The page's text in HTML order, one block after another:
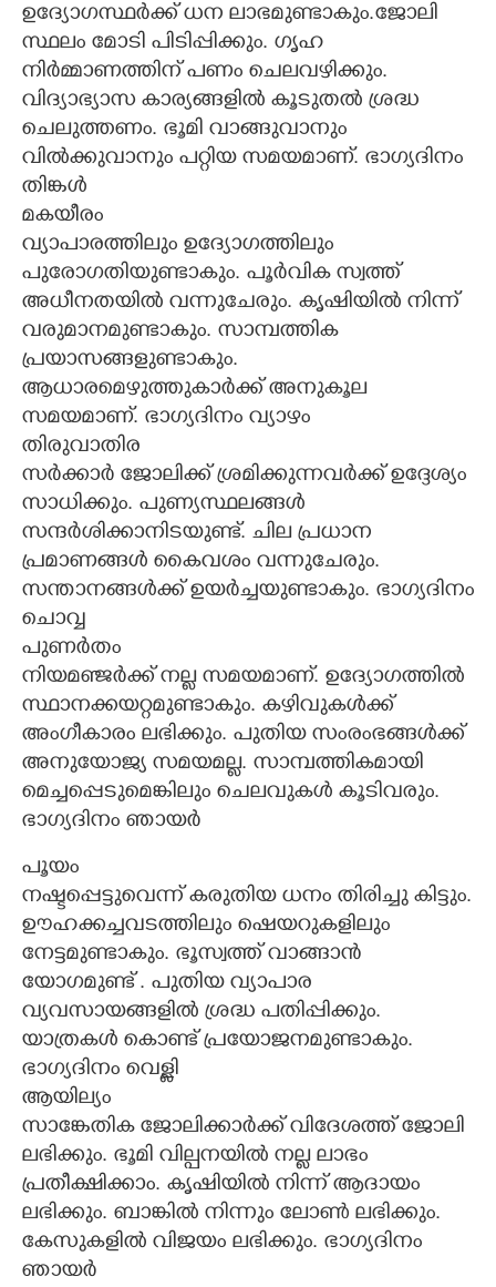
ഉദ്യോഗസ്ഥർക്ക് ധന ലാഭമുണ്ടാകും.ജോലി
സ്ഥലം മോടി പിടിപ്പിക്കും. ഗൃഹ
നിർമ്മാണത്തിന് പണം ചെലവഴിക്കും.
വിദ്യാഭ്യാസ കാര്യങ്ങളിൽ കൂടുതൽ ശ്രദ്ധ
ചെലുത്തണം. ഭൂമി വാങ്ങുവാനും
വിൽക്കുവാനും പറ്റിയ സമയമാണ്. ഭാഗ്യദിനം
തിങ്കൾ
മകയീരം
വ്യാപാരത്തിലും ഉദ്യോഗത്തിലും
പുരോഗതിയുണ്ടാകും. പൂർവിക സ്വത്ത്
അധീനതയിൽ വന്നുചേരും. കൃഷിയിൽ നിന്ന്
വരുമാനമുണ്ടാകും. സാമ്പത്തിക
പ്രയാസങ്ങളുണ്ടാകും.
ആധാരമെഴുത്തുകാർക്ക് അനുകൂല
സമയമാണ്. ഭാഗ്യദിനം വ്യാഴം
തിരുവാതിര
സർക്കാർ ജോലിക്ക് ശ്രമിക്കുന്നവർക്ക് ഉദ്ദേശ്യം
സാധിക്കും. പുണ്യസ്ഥലങ്ങൾ
സന്ദർശിക്കാനിടയുണ്ട്. ചില പ്രധാന
പ്രമാണങ്ങൾ കൈവശം വന്നുചേരും.
സന്താനങ്ങൾക്ക് ഉയർച്ചയുണ്ടാകും. ഭാഗ്യദിനം
ചൊവ്വ
പുണർതം
നിയമഞ്ജർക്ക് നല്ല സമയമാണ്. ഉദ്യോഗത്തിൽ
സ്ഥാനക്കയറ്റമുണ്ടാകും. കഴിവുകൾക്ക്
അംഗീകാരം ലഭിക്കും. പുതിയ സംരംഭങ്ങൾക്ക്
അനുയോജ്യ സമയമല്ല. സാമ്പത്തികമായി
മെച്ചപ്പെടുമെങ്കിലും ചെലവുകൾ കൂടിവരും.
ഭാഗ്യദിനം ഞായർ
പൂയം
നഷ്ടപ്പെട്ടുവെന്ന് കരുതിയ ധനം തിരിച്ചു കിട്ടും.
ഊഹക്കച്ചവടത്തിലും ഷെയറുകളിലും
നേട്ടമുണ്ടാകും. ഭൂസ്വത്ത് വാങ്ങാൻ
യോഗമുണ്ട് . പുതിയ വ്യാപാര
വ്യവസായങ്ങളിൽ ശ്രദ്ധ പതിപ്പിക്കും.
യാത്രകൾ കൊണ്ട് പ്രയോജനമുണ്ടാകും.
ഭാഗ്യദിനം വെള്ളി
ആയില്യം
സാങ്കേതിക ജോലിക്കാർക്ക് വിദേശത്ത് ജോലി
ലഭിക്കും. ഭൂമി വില്പനയിൽ നല്ല ലാഭം
പ്രതീക്ഷിക്കാം. കൃഷിയിൽ നിന്ന് ആദായം
ലഭിക്കും. ബാങ്കിൽ നിന്നും ലോൺ ലഭിക്കും.
കേസുകളിൽ വിജയം ലഭിക്കും. ഭാഗ്യദിനം
ഞായർ